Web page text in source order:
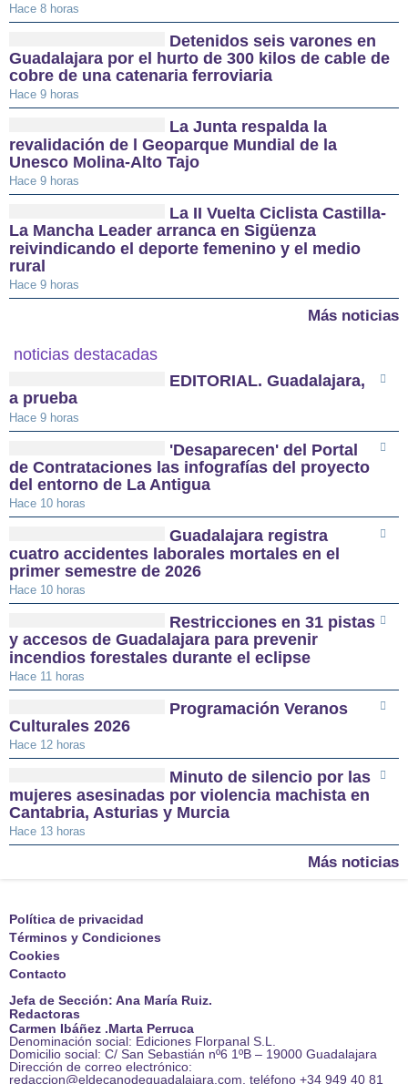
Hace 8 horas
Detenidos seis varones en
Guadalajara por el hurto de 300 kilos de cable de
cobre de una catenaria ferroviaria
Hace 9 horas
La Junta respalda la
revalidación de l Geoparque Mundial de la
Unesco Molina-Alto Tajo
Hace 9 horas
La II Vuelta Ciclista Castilla-
La Mancha Leader arranca en Sigüenza
reivindicando el deporte femenino y el medio
rural
Hace 9 horas
Más noticias
noticias destacadas
EDITORIAL. Guadalajara,
a prueba
Hace 9 horas
'Desaparecen' del Portal
de Contrataciones las infografías del proyecto
del entorno de La Antigua
Hace 10 horas
Guadalajara registra
cuatro accidentes laborales mortales en el
primer semestre de 2026
Hace 10 horas
Restricciones en 31 pistas
y accesos de Guadalajara para prevenir
incendios forestales durante el eclipse
Hace 11 horas
Programación Veranos
Culturales 2026
Hace 12 horas
Minuto de silencio por las
mujeres asesinadas por violencia machista en
Cantabria, Asturias y Murcia
Hace 13 horas
Más noticias
Política de privacidad
Términos y Condiciones
Cookies
Contacto
Jefa de Sección: Ana María Ruiz.
Redactoras
Carmen Ibáñez .Marta Perruca
Denominación social: Ediciones Florpanal S.L.
Domicilio social: C/ San Sebastián nº6 1ºB – 19000 Guadalajara
Dirección de correo electrónico:
redaccion@eldecanodeguadalajara.com. teléfono +34 949 40 81